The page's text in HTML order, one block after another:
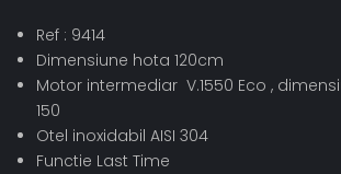
Ref : 9414
Dimensiune hota 120cm
Motor intermediar V.1550 Eco ,
150
Otel inoxidabil AISI 304
Functie Last Time